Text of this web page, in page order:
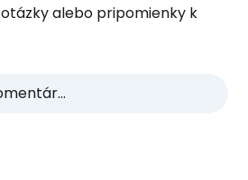
alebo pripomienky k